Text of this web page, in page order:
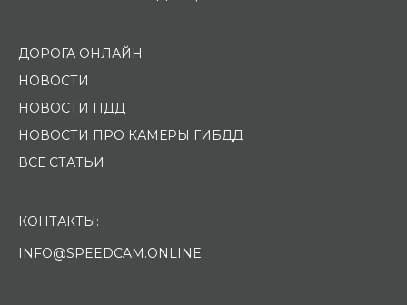
ДОРОГА ОНЛАЙН
НОВОСТИ
НОВОСТИ ПДД
НОВОСТИ ПРО КАМЕРЫ ГИБДД
ВСЕ СТАТЬИ
КОНТАКТЫ:
INFO@SPEEDCAM.ONLINE